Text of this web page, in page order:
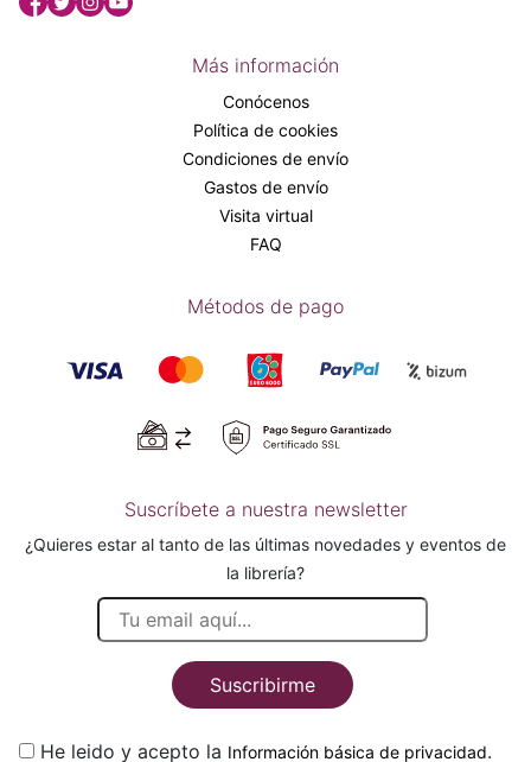
Más información
Conócenos
Política de cookies
Condiciones de envío
Gastos de envío
Visita virtual
FAQ
Métodos de pago
Suscríbete a nuestra newsletter
¿Quieres estar al tanto de las últimas novedades y eventos de
la librería?
Suscribirme
He leido y acepto la Información básica de privacidad.